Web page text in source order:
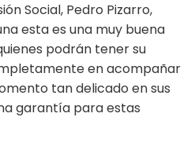
Social, Pedro Pizarro,
esta es una muy buena
podrán tener su
en acompañar
tan delicado en sus
garantía para estas